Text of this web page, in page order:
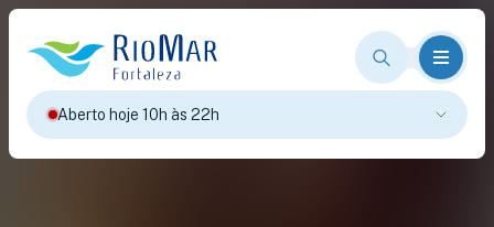
Aberto hoje 10h às 22h